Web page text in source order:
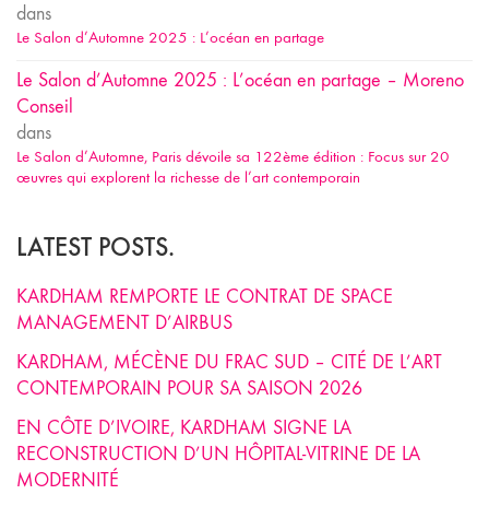
dans
Le Salon d’Automne 2025 : L’océan en partage
Le Salon d’Automne 2025 : L’océan en partage – Moreno
Conseil
dans
Le Salon d’Automne, Paris dévoile sa 122ème édition : Focus sur 20
œuvres qui explorent la richesse de l’art contemporain
LATEST POSTS.
KARDHAM REMPORTE LE CONTRAT DE SPACE
MANAGEMENT D’AIRBUS
KARDHAM, MÉCÈNE DU FRAC SUD – CITÉ DE L’ART
CONTEMPORAIN POUR SA SAISON 2026
EN CÔTE D’IVOIRE, KARDHAM SIGNE LA
RECONSTRUCTION D’UN HÔPITAL-VITRINE DE LA
MODERNITÉ